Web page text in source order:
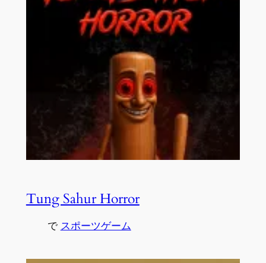
Tung Sahur Horror
で スポーツゲーム